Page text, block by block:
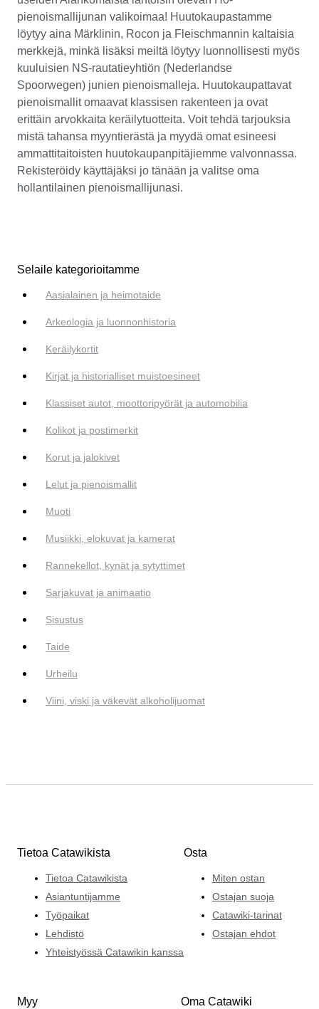
pienoismallijunan valikoimaa! Huutokaupastamme
löytyy aina Märklinin, Rocon ja Fleischmannin kaltaisia
merkkejä, minkä lisäksi meiltä löytyy luonnollisesti myös
kuuluisien NS-rautatieyhtiön (Nederlandse
Spoorwegen) junien pienoismalleja. Huutokaupattavat
pienoismallit omaavat klassisen rakenteen ja ovat
erittäin arvokkaita keräilytuotteita. Voit tehdä tarjouksia
mistä tahansa myyntierästä ja myydä omat esineesi
ammattitaitoisten huutokaupanpitäjiemme valvonnassa.
Rekisteröidy käyttäjäksi jo tänään ja valitse oma
hollantilainen pienoismallijunasi.
Selaile kategorioitamme
Aasialainen ja heimotaide
Arkeologia ja luonnonhistoria
Keräilykortit
Kirjat ja historialliset muistoesineet
Klassiset autot, moottoripyörät ja automobilia
Kolikot ja postimerkit
Korut ja jalokivet
Lelut ja pienoismallit
Muoti
Musiikki, elokuvat ja kamerat
Rannekellot, kynät ja sytyttimet
Sarjakuvat ja animaatio
Sisustus
Taide
Urheilu
Viini, viski ja väkevät alkoholijuomat
Tietoa Catawikista
Tietoa Catawikista
Asiantuntijamme
Työpaikat
Lehdistö
Yhteistyössä Catawikin kanssa
Osta
Miten ostan
Ostajan suoja
Catawiki-tarinat
Ostajan ehdot
Myy Oma Catawiki